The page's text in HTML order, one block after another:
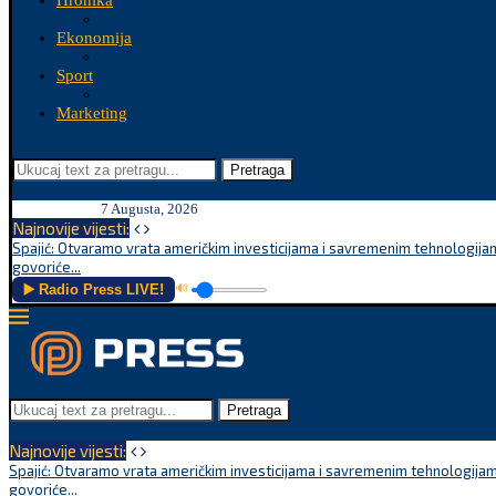
Ekonomija
Sport
Marketing
Pretraga
7 Augusta, 2026
Najnovije vijesti:
Spajić: Otvaramo vrata američkim investicijama i savremenim
govoriće...
▶️ Radio Press LIVE! 🔊
Pretraga
Najnovije vijesti:
Spajić: Otvaramo vrata američkim investicijama i savremenim
govoriće...